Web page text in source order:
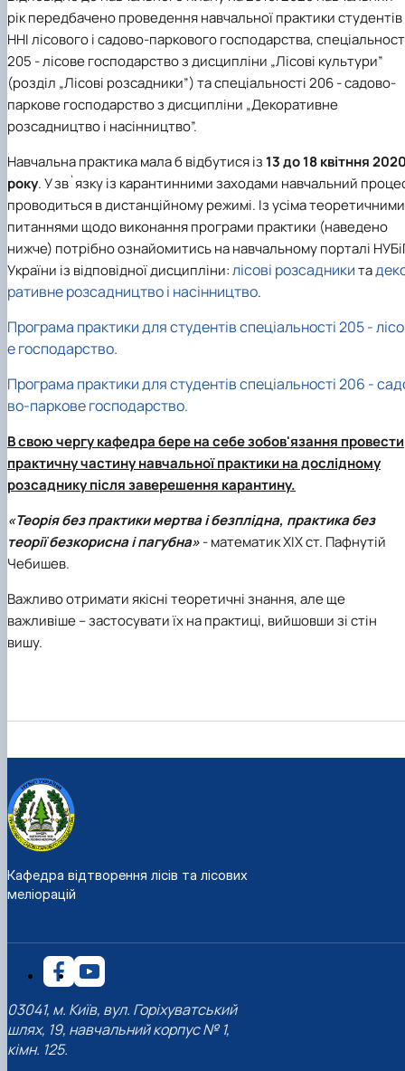
рік передбачено проведення навчальної практики студентів
ННІ лісового і садово-паркового господарства,
205 - лісове господарство з дисципліни „Лісові культури”
(розділ „Лісові розсадники”) та спеціальності 206 - садово-
паркове господарство з дисципліни „Декоративне
розсадництво і насінництво”.
Навчальна практика мала б відбутися із 13 до 18 квітння
року. У зв`язку із карантинними заходами навчальний
проводиться в дистанційному режимі. Із усіма теоретичними
питаннями щодо виконання програми практики (наведено
нижче) потрібно ознайомитись на навчальному порталі
України із відповідної дисципліни:лісові розсадникита
ративне розсадництво і насінництво.
Програма практики для студентів спеціальності 205 -
е господарство.
Програма практики для студентів спеціальності 206 -
во-паркове господарство.
В свою чергу кафедра бере на себе зобов'язання провести
практичну частину навчальної практики на дослідному
розсаднику після заверешення карантину.
«Теорія без практики мертва і безплідна, практика без
теорії безкорисна і пагубна»- математик XIX ст. Пафнутій
Чебишев.
Важливо отримати якісні теоретичні знання, але ще
важливіше – застосувати їх на практиці, вийшовши зі стін
вишу.
Кафедра відтворення лісів та лісових
меліорацій
03041, м. Київ, вул. Горіхуватський
шлях, 19, навчальний корпус № 1,
кімн. 125.